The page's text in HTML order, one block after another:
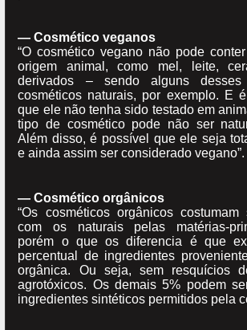
— Cosmético veganos
“O cosmético vegano não pode
origem animal, como mel, leite,
derivados – sendo alguns desses
cosméticos naturais, por exemplo. E
que ele não tenha sido testado em
tipo de cosmético pode não ser
Além disso, é possível que ele seja
e ainda assim ser considerado vegano”.
— Cosmético orgânicos
“Os cosméticos orgânicos costumam
com os naturais pelas matérias-
porém o que os diferencia é que
percentual de ingredientes
orgânica. Ou seja, sem resquícios
agrotóxicos. Os demais 5% podem
ingredientes sintéticos permitidos pela